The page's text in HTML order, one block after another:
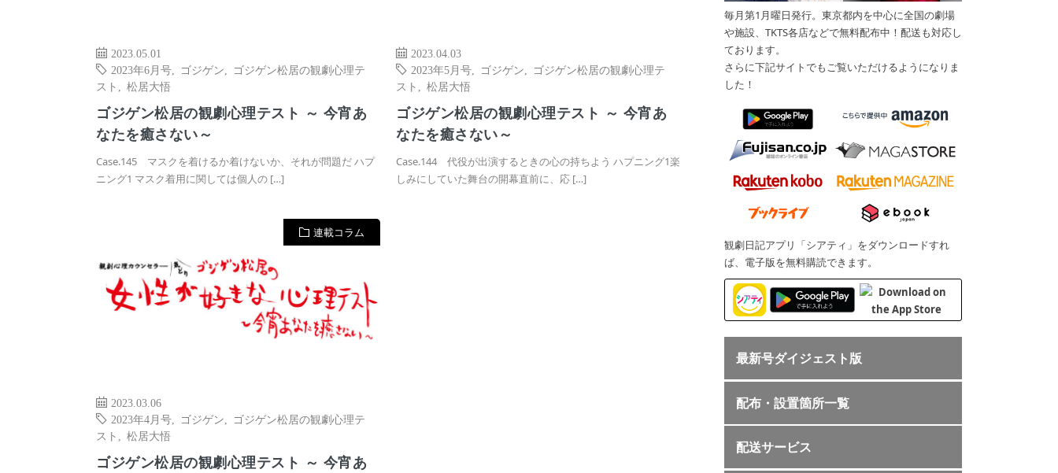
2023.05.01
2023年6月号
ゴジゲン
ゴジゲン松居の観劇心理テ
スト
松居大悟
ゴジゲン松居の観劇心理テスト ～ 今宵あ
なたを癒さない～
Case.145 マスクを着けるか着けないか、それが問題だ ハプ
ニング1 マスク着用に関しては個人の […]
2023.04.03
2023年5月号
ゴジゲン
ゴジゲン松居の観劇心理テ
スト
,松居大悟
ゴジゲン松居の観劇心理テスト ～ 今宵あ
なたを癒さない～
Case.144 代役が出演するときの心の持ちよう ハプニング1楽
しみにしていた舞台の開幕直前に、応 […]
連載コラム
2023.03.06
2023年4月号
ゴジゲン
ゴジゲン松居の観劇心理テ
スト
松居大悟
ゴジゲン松居の観劇心理テスト ～ 今宵あ
毎月第1月曜日発行。東京都内を中心に全国の劇場
や施設、TKTS各店などで無料配布中！配送も対応し
ております。
さらに下記サイトでもご覧いただけるようになりま
した！
観劇日記アプリ「シアティ」をダウンロードすれ
ば、電子版を無料購読できます。
最新号ダイジェスト版
配布・設置箇所一覧
配送サービス